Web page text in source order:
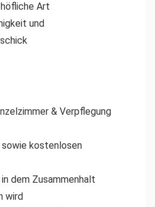
Art
und
& Verpflegung
kostenlosen
dem Zusammenhalt
wird